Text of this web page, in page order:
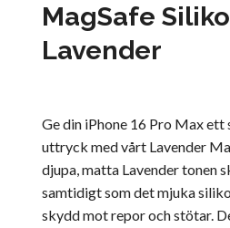
MagSafe
Lavender
Ge din iPhone 16 Pro Max
uttryck med vårt Lavender
djupa, matta Lavender tonen
samtidigt som det mjuka
skydd mot repor och stötar.